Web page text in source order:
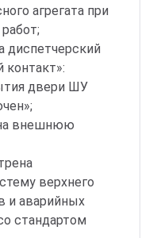
агрегата при
диспетчерский
контакт»:
двери ШУ
на внешнюю
верхнего
и аварийных
стандартом